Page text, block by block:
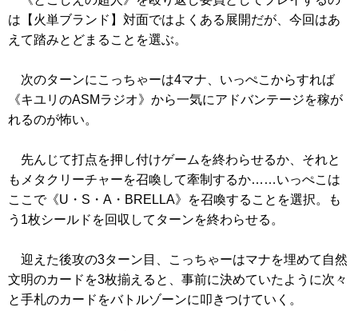
は【火単ブランド】対面ではよくある展開だが、今回はあ
えて踏みとどまることを選ぶ。
次のターンにこっちゃーは4マナ、いっぺこからすれば
《キユリのASMラジオ》 から一気にアドバンテージを稼が
れるのが怖い。
先んじて打点を押し付けゲームを終わらせるか、それと
もメタクリーチャーを召喚して牽制するか……いっぺこは
ここで《U・S・A・BRELLA》
を召喚することを選択。も
う1枚シールドを回収してターンを終わらせる。
迎えた後攻の3ターン目、こっちゃーはマナを埋めて自然
文明のカードを3枚揃えると、事前に決めていたように次々
と手札のカードをバトルゾーンに叩きつけていく。